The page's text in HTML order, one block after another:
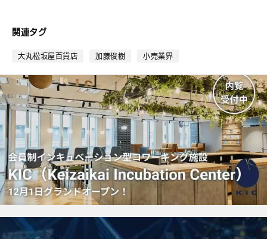
ー
ク
関連タグ
大丸松坂屋百貨店 加藤俊樹 小売業界